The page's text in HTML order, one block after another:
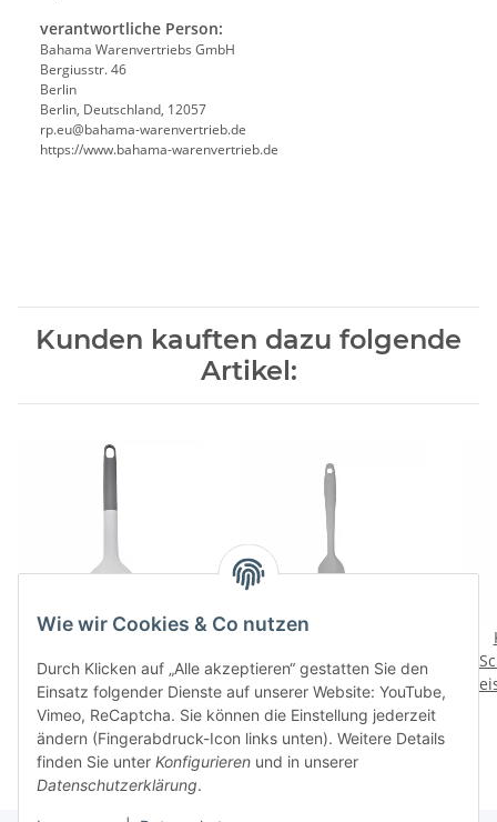
Wie wir Cookies & Co nutzen
Durch Klicken auf „Alle akzeptieren“ gestatten Sie den
Einsatz folgender Dienste auf unserer Website: YouTube,
Vimeo, ReCaptcha. Sie können die Einstellung jederzeit
ändern (Fingerabdruck-Icon links unten). Weitere Details
finden Sie unter Konfigurieren und in unserer
Datenschutzerklärung.
verantwortliche Person:
Bahama Warenvertriebs GmbH
Bergiusstr. 46
Berlin
Berlin, Deutschland, 12057
ed.beirtrevneraw-amahab@ue.pr
https://www.bahama-warenvertrieb.de
Kunden kauften dazu folgende
Artikel:
Küchenutensil -
Schlitzwender - grau
Preise nach Anmeldung
sichtbar
Silikon Küchenutensil -
Teigschaber - grau
Preise nach Anmeldung
sichtbar